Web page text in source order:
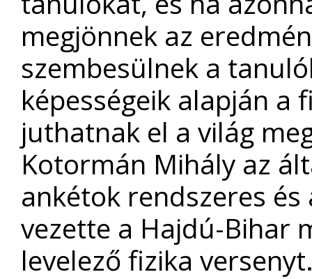
megjönnek az
szembesülnek a
képességeik alapján a
juthatnak el a világ
Kotormán Mihály az
ankétok rendszeres
vezette a Hajdú-Bihar
levelező fizika